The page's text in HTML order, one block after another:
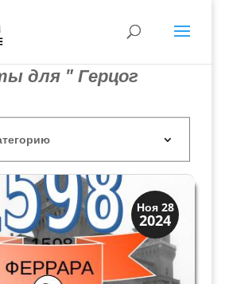
для " Герцог
Ноя 28
2024
Династии
и Феррара